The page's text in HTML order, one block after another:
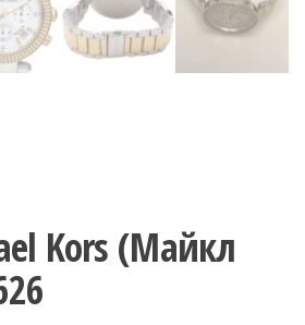
Kors (Майкл